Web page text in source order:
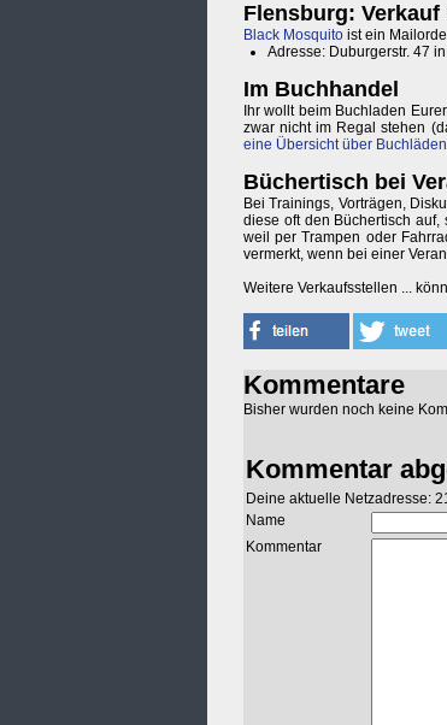
Flensburg:
Black Mosquito ist ein
Adresse: Duburgerstr. 47
Im Buchhandel
Ihr wollt beim Buchladen
zwar nicht im Regal stehen
eine Übersicht über Buchläden
Büchertisch bei
Bei Trainings, Vorträgen,
diese oft den Büchertisch
weil per Trampen oder
vermerkt, wenn bei einer
Weitere Verkaufsstellen ...
Kommentare
Bisher wurden noch keine
Kommentar
Deine aktuelle Netzadresse:
Name
Kommentar